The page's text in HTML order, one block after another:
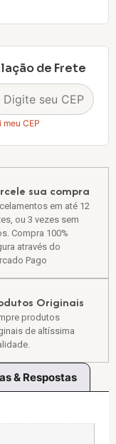
de Frete
meu CEP
sua compra
em até 12
ou 3 vezes sem
Compra 100%
através do
Pago
Originais
produtos
de altíssima
& Respostas